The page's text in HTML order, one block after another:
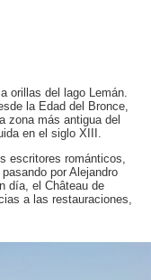
orillas del lago Lemán.
la Edad del Bronce,
zona más antigua del
en el siglo XIII.
escritores románticos,
por Alejandro
día, el Château de
a las restauraciones,